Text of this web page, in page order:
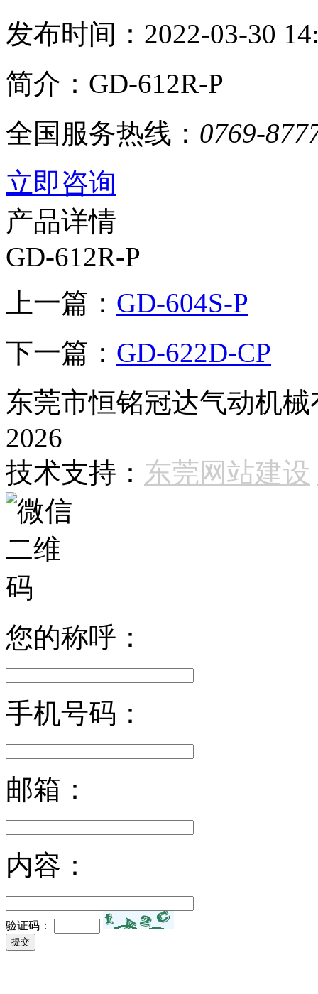
发布时间：2022-03-30
简介：GD-612R-P
全国服务热线： 0769-
立即咨询
产品详情
GD-612R-P
上一篇： GD-604S-P
下一篇： GD-622D-CP
东莞市恒铭冠达气动机
2026
技术支持： 东莞网站建设
您的称呼：
手机号码：
邮箱：
内容：
验证码：